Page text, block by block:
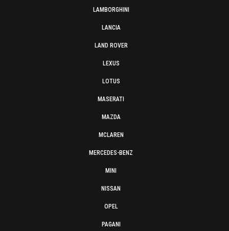
LAMBORGHINI
LANCIA
LAND ROVER
LEXUS
LOTUS
MASERATI
MAZDA
MCLAREN
MERCEDES-BENZ
MINI
NISSAN
OPEL
PAGANI